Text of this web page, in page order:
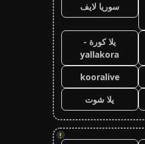
سوريا لايف
يلا كورة -
yallakora
kooralive
يلا شوت
!